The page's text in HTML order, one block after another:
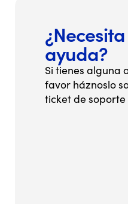
ayuda?
Si tienes alguna
favor háznoslo
ticket de